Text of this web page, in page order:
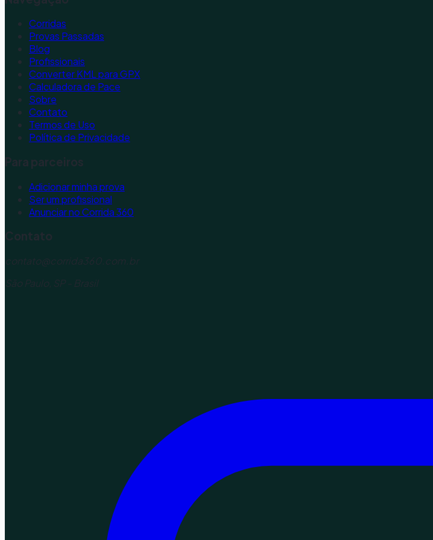
Corridas
Provas Passadas
Blog
Profissionais
Converter KML para GPX
Calculadora de Pace
Sobre
Contato
Termos de Uso
Política de Privacidade
Para parceiros
Adicionar minha prova
Ser um profissional
Anunciar no Corrida 360
Contato
contato@corrida360.com.br
São Paulo, SP - Brasil